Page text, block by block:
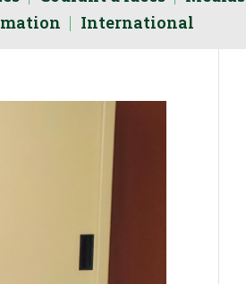
International